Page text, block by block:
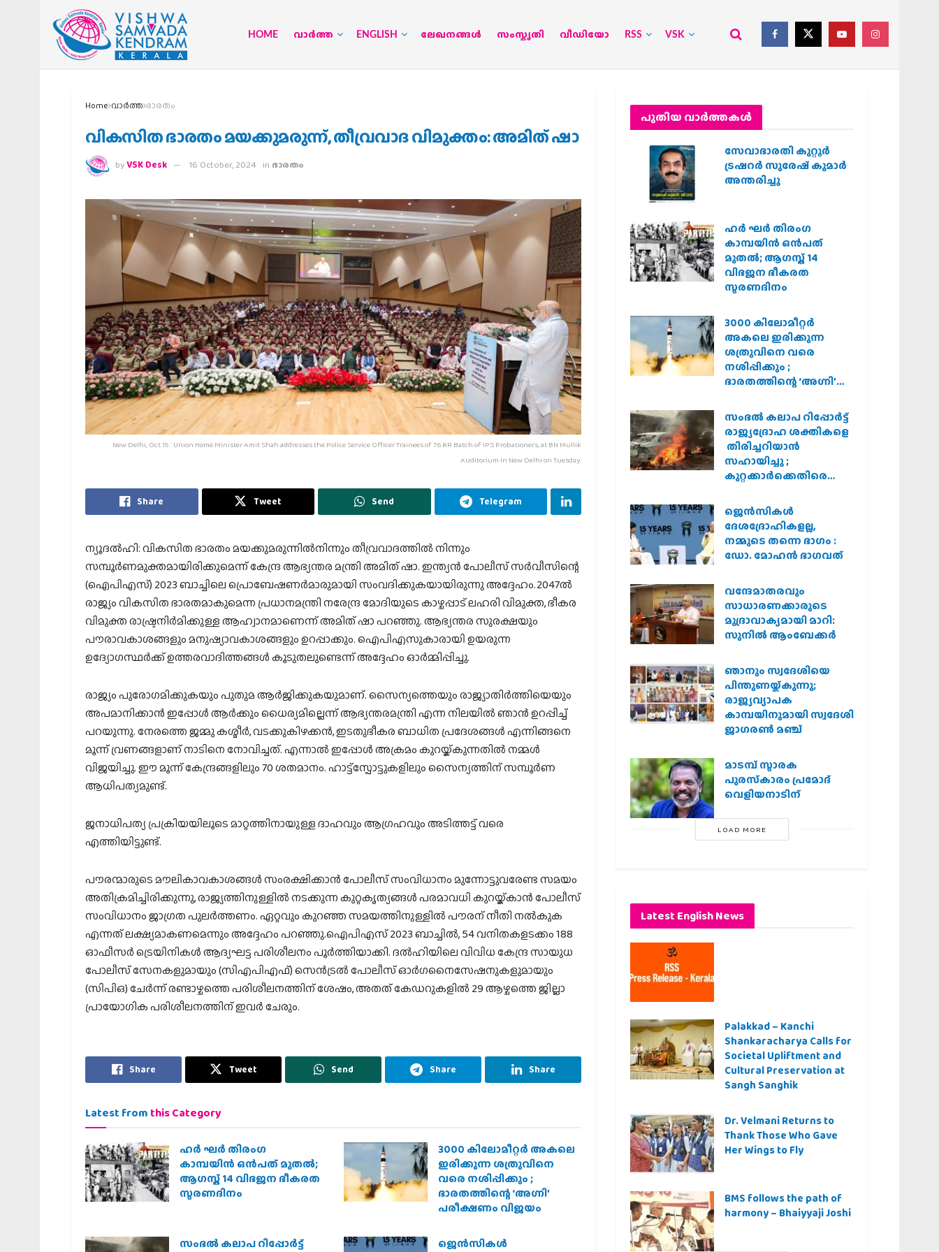
HOME വാര്‍ത്ത ENGLISH ലേഖനങ്ങള്‍ സംസ്കൃതി വീഡിയോ RSS VSK
Home വാര്‍ത്ത ഭാരതം
വികസിത ഭാരതം മയക്കുമരുന്ന്, തീവ്രവാദ വിമുക്തം: അമിത് ഷാ
byVSK Desk 16 October, 2024 in ഭാരതം
New Delhi, Oct 15 : Union Home Minister Amit Shah addresses the Police Service Officer Trainees of 76 RR Batch of IPS Probationers, at BN Mullik
Auditorium in New Delhi on Tuesday.
Share Tweet Send Telegram
ന്യൂദല്‍ഹി: വികസിത ഭാരതം മയക്കുമരുന്നില്‍നിന്നും തീവ്രവാദത്തില്‍ നിന്നും
സമ്പൂര്‍ണമുക്തമായിരിക്കുമെന്ന് കേന്ദ്ര ആഭ്യന്തര മന്ത്രി അമിത് ഷാ. ഇന്ത്യന്‍ പോലീസ് സര്‍വീസിന്റെ
(ഐപിഎസ്) 2023 ബാച്ചിലെ പ്രൊബേഷണര്‍മാരുമായി സംവദിക്കുകയായിരുന്നു അദ്ദേഹം.2047ല്‍
രാജ്യം വികസിത ഭാരതമാകുമെന്ന പ്രധാനമന്ത്രി നരേന്ദ്ര മോദിയുടെ കാഴ്ചപ്പാട് ലഹരി വിമുക്ത, ഭീകര
വിമുക്ത രാഷ്ട്രനിര്‍മിക്കുള്ള ആഹ്വാനമാണെന്ന് അമിത് ഷാ പറഞ്ഞു. ആഭ്യന്തര സുരക്ഷയും
പൗരാവകാശങ്ങളും മനുഷ്യാവകാശങ്ങളും ഉറപ്പാക്കും. ഐപിഎസുകാരായി ഉയരുന്ന
ഉദ്യോഗസ്ഥര്‍ക്ക് ഉത്തരവാദിത്തങ്ങള്‍ കൂടുതലുണ്ടെന്ന് അദ്ദേഹം ഓര്‍മ്മിപ്പിച്ചു.
രാജ്യം പുരോഗമിക്കുകയും പുതുമ ആര്‍ജിക്കുകയുമാണ്. സൈന്യത്തെയും രാജ്യാതിര്‍ത്തിയെയും
അപമാനിക്കാന്‍ ഇപ്പോള്‍ ആര്‍ക്കും ധൈര്യമില്ലെന്ന് ആഭ്യന്തരമന്ത്രി എന്ന നിലയില്‍ ഞാന്‍ ഉറപ്പിച്ച്
പറയുന്നു. നേരത്തെ ജമ്മു കശ്മീര്‍, വടക്കുകിഴക്കന്‍, ഇടതുഭീകര ബാധിത പ്രദേശങ്ങള്‍ എന്നിങ്ങനെ
മൂന്ന് വ്രണങ്ങളാണ് നാടിനെ നോവിച്ചത്. എന്നാല്‍ ഇപ്പോള്‍ അക്രമം കുറയ്ക്കുന്നതില്‍ നമ്മള്‍
വിജയിച്ചു. ഈ മൂന്ന് കേന്ദ്രങ്ങളിലും 70 ശതമാനം. ഹാട്ട്സ്പോട്ടുകളിലും സൈന്യത്തിന് സമ്പൂര്‍ണ
ആധിപത്യമുണ്ട്.
ജനാധിപത്യ പ്രക്രിയയിലൂടെ മാറ്റത്തിനായുള്ള ദാഹവും ആഗ്രഹവും അടിത്തട്ട് വരെ
എത്തിയിട്ടുണ്ട്.
പൗരന്മാരുടെ മൗലികാവകാശങ്ങള്‍ സംരക്ഷിക്കാന്‍ പോലീസ് സംവിധാനം മുന്നോട്ടുവരേണ്ട സമയം
അതിക്രമിച്ചിരിക്കുന്നു, രാജ്യത്തിനുള്ളില്‍ നടക്കുന്ന കുറ്റകൃത്യങ്ങള്‍ പരമാവധി കുറയ്ക്കാന്‍ പോലീസ്
സംവിധാനം ജാഗ്രത പുലര്‍ത്തണം. ഏറ്റവും കുറഞ്ഞ സമയത്തിനുള്ളില്‍ പൗരന് നീതി നല്‍കുക
എന്നത് ലക്ഷ്യമാകണമെന്നും അദ്ദേഹം പറഞ്ഞു.ഐപിഎസ് 2023 ബാച്ചില്‍, 54 വനിതകളടക്കം 188
ഓഫീസര്‍ ട്രെയിനികള്‍ ആദ്യഘട്ട പരിശീലനം പൂര്‍ത്തിയാക്കി. ദല്‍ഹിയിലെ വിവിധ കേന്ദ്ര സായുധ
പോലീസ് സേനകളുമായും (സിഎപിഎഫ്) സെന്‍ട്രല്‍ പോലീസ് ഓര്‍ഗനൈസേഷനുകളുമായും
(സിപിഒ) ചേര്‍ന്ന് രണ്ടാഴ്ചത്തെ പരിശീലനത്തിന് ശേഷം, അതത് കേഡറുകളില്‍ 29 ആഴ്ചത്തെ ജില്ലാ
പ്രായോഗിക പരിശീലനത്തിന് ഇവര്‍ ചേരും.
Share Tweet Send Share Share
Latest from this Category
ഹര്‍ ഘര്‍ തിരംഗ
കാമ്പയിന്‍ ഒന്‍പത് മുതല്‍;
ആഗസ്ത് 14 വിഭജന ഭീകരത
സ്മരണദിനം
3000 കിലോമീറ്റർ അകലെ
ഇരിക്കുന്ന ശത്രുവിനെ
വരെ നശിപ്പിക്കും ;
ഭാരതത്തിന്റെ ‘അഗ്നി’
പരീക്ഷണം വിജയം
സംഭൽ കലാപ റിപ്പോർട്ട്
ജെന്‍സികള്‍
പുതിയ വാര്‍ത്തകള്‍
സേവാഭാരതി കുറ്റൂർ
ട്രഷറർ സുരേഷ് കുമാർ
അന്തരിച്ചു
ഹര്‍ ഘര്‍ തിരംഗ
കാമ്പയിന്‍ ഒന്‍പത്
മുതല്‍; ആഗസ്ത് 14
വിഭജന ഭീകരത
സ്മരണദിനം
3000 കിലോമീറ്റർ
അകലെ ഇരിക്കുന്ന
ശത്രുവിനെ വരെ
നശിപ്പിക്കും ;
ഭാരതത്തിന്റെ ‘അഗ്നി’
സംഭൽ കലാപ റിപ്പോർട്ട്
രാജ്യദ്രോഹ ശക്തികളെ
തിരിച്ചറിയാൻ
സഹായിച്ചു ;
കുറ്റക്കാർക്കെതിരെ
വേണമെന്ന് വിശ്വഹിന്ദു
പരിഷത്ത്
ജെന്‍സികള്‍
ദേശദ്രോഹികളല്ല,
നമ്മുടെ തന്നെ ഭാഗം :
ഡോ. മോഹന്‍ ഭാഗവത്
വന്ദേമാതരവും
സാധാരണക്കാരുടെ
മുദ്രാവാക്യമായി മാറി:
സുനിൽ ആംബേക്കർ
ഞാനും സ്വദേശിയെ
പിന്തുണയ്ക്കുന്നു;
രാജ്യവ്യാപക
കാമ്പയിനുമായി സ്വദേശി
ജാഗരണ്‍ മഞ്ച്
മാടമ്പ് സ്മാരക
പുരസ്‌കാരം പ്രമോദ്
വെളിയനാടിന്
LOAD MORE
Latest English News
Palakkad – Kanchi
Shankaracharya Calls for
Societal Upliftment and
Cultural Preservation at
Sangh Sanghik
Dr. Velmani Returns to
Thank Those Who Gave
Her Wings to Fly
BMS follows the path of
harmony – Bhaiyyaji Joshi